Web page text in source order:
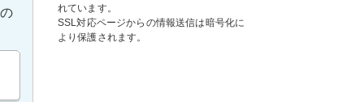
れています。
SSL対応ページからの情報送信は暗号化に
より保護されます。